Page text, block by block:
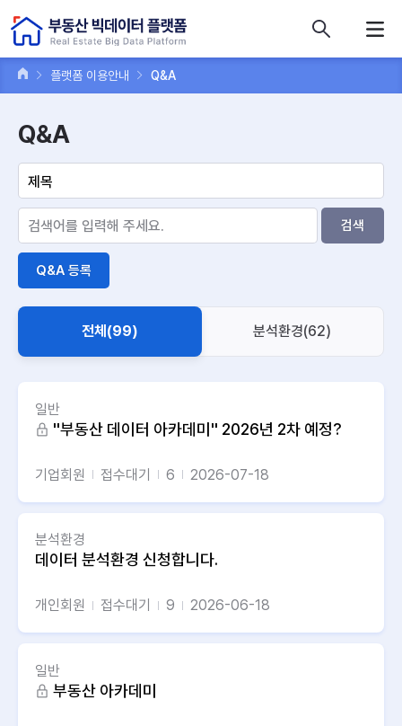
플랫폼 이용안내 Q&A
Q&A
검색
Q&A 등록
전체(99) 분석환경(62)
일반
''부동산 데이터 아카데미'' 2026년 2차 예정?
기업회원 접수대기 6 2026-07-18
분석환경
데이터 분석환경 신청합니다.
개인회원 접수대기 9 2026-06-18
일반
부동산 아카데미